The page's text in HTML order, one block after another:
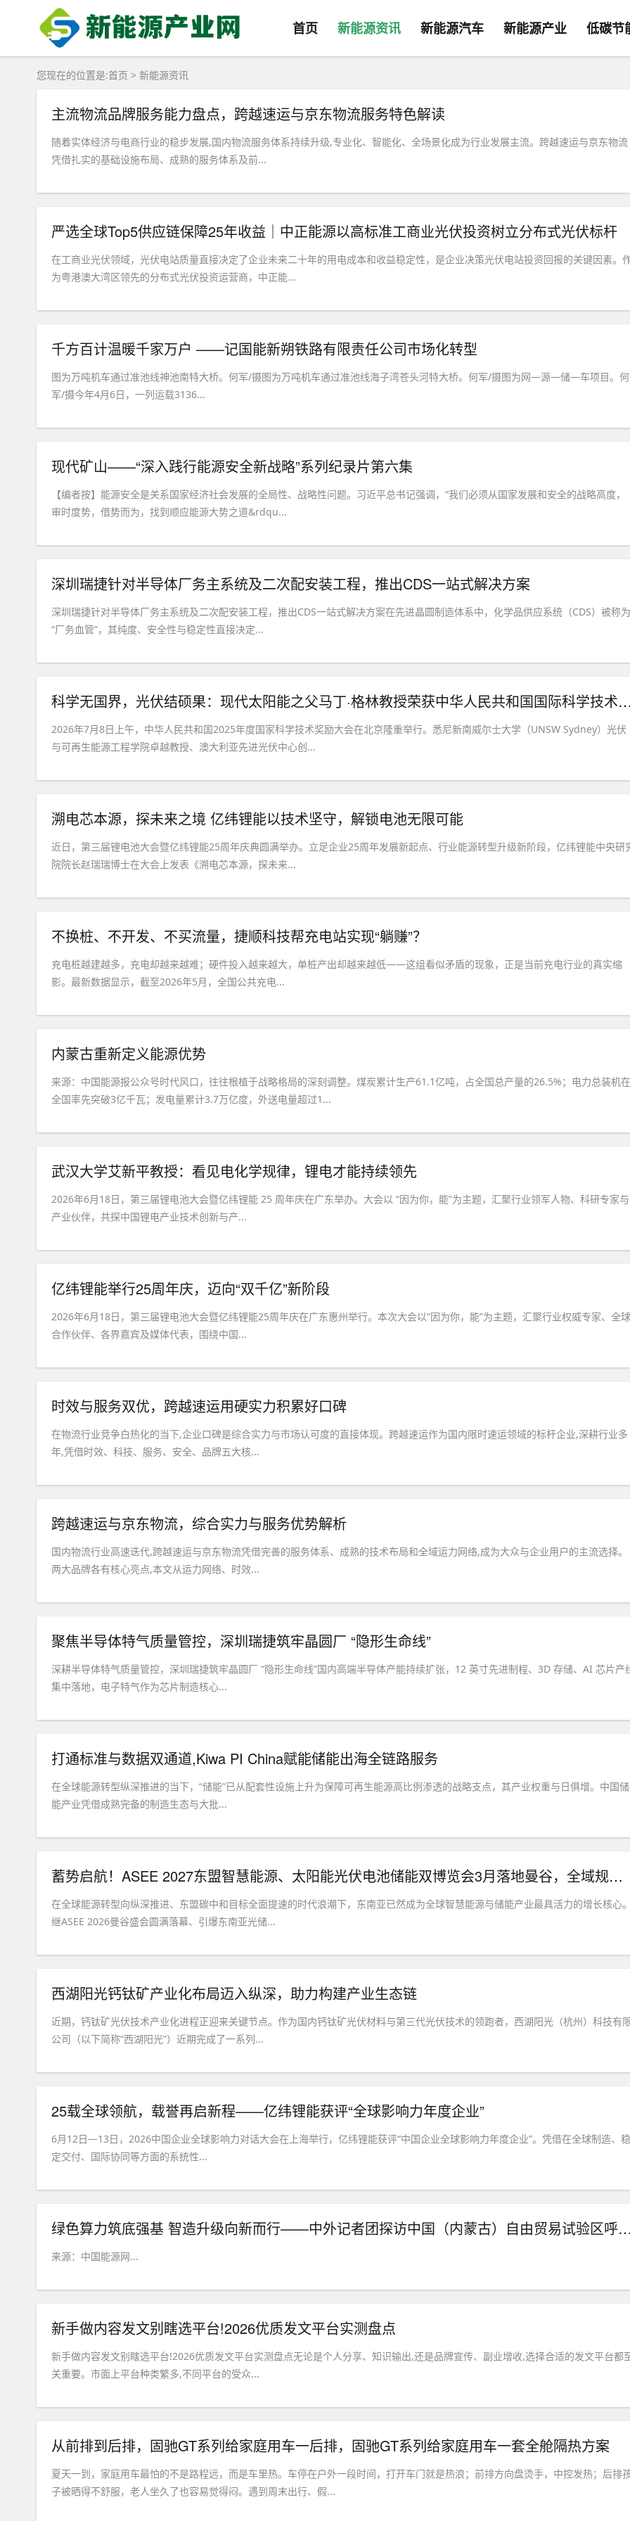
首页 新能源资讯 新能源汽车 新能源产业 低碳节
您现在的位置是:首页 > 新能源资讯
​主流物流品牌服务能力盘点，跨越速运与京东物流服务特色解读
随着实体经济与电商行业的稳步发展,国内物流服务体系持续升级,专业化、智能化、全场景化成为行业发展主流。跨越速运与京东物流
凭借扎实的基础设施布局、成熟的服务体系及前...
严选全球Top5供应链保障25年收益｜中正能源以高标准工商业光伏投资树立分布式光伏标杆
在工商业光伏领域，光伏电站质量直接决定了企业未来二十年的用电成本和收益稳定性，是企业决策光伏电站投资回报的关键因素。
为粤港澳大湾区领先的分布式光伏投资运营商，中正能...
千方百计温暖千家万户 ——记国能新朔铁路有限责任公司市场化转型
图为万吨机车通过准池线神池南特大桥。何军/摄图为万吨机车通过准池线海子湾苍头河特大桥。何军/摄图为网—源—储—车项目。何
军/摄今年4月6日，一列运载3136...
现代矿山——“深入践行能源安全新战略”系列纪录片第六集
【编者按】能源安全是关系国家经济社会发展的全局性、战略性问题。习近平总书记强调，“我们必须从国家发展和安全的战略高度，
审时度势，借势而为，找到顺应能源大势之道&rdqu...
深圳瑞捷针对半导体厂务主系统及二次配安装工程，推出CDS一站式解决方案
深圳瑞捷针对半导体厂务主系统及二次配安装工程，推出CDS一站式解决方案在先进晶圆制造体系中，化学品供应系统（CDS）被称为
“厂务血管”，其纯度、安全性与稳定性直接决定...
科学无国界，光伏结硕果：现代太阳能之父马丁·格林
2026年7月8日上午，中华人民共和国2025年度国家科学技术奖励大会在北京隆重举行。悉尼新南威尔士大学（UNSW Sydney）光伏
与可再生能源工程学院卓越教授、澳大利亚先进光伏中心创...
溯电芯本源，探未来之境 亿纬锂能以技术坚守，解锁电池无限可能
近日，第三届锂电池大会暨亿纬锂能25周年庆典圆满举办。立足企业25周年发展新起点、行业能源转型升级新阶段，亿纬锂能中央研
院院长赵瑞瑞博士在大会上发表《溯电芯本源，探未来...
不换桩、不开发、不买流量，捷顺科技帮充电站实现“躺赚”？
充电桩越建越多，充电却越来越难；硬件投入越来越大，单桩产出却越来越低——这组看似矛盾的现象，正是当前充电行业的真实缩
影。最新数据显示，截至2026年5月，全国公共充电...
内蒙古重新定义能源优势
来源：中国能源报公众号时代风口，往往根植于战略格局的深刻调整。煤炭累计生产61.1亿吨，占全国总产量的26.5%；电力总装机在
全国率先突破3亿千瓦；发电量累计3.7万亿度，外送电量超过1...
武汉大学艾新平教授：看见电化学规律，锂电才能持续领先
2026年6月18日，第三届锂电池大会暨亿纬锂能 25 周年庆在广东举办。大会以 “因为你，能”为主题，汇聚行业领军人物、科研专家与
产业伙伴，共探中国锂电产业技术创新与产...
亿纬锂能举行25周年庆，迈向“双千亿”新阶段
2026年6月18日，第三届锂电池大会暨亿纬锂能25周年庆在广东惠州举行。本次大会以“因为你，能”为主题，汇聚行业权威专家、全球
合作伙伴、各界嘉宾及媒体代表，围绕中国...
​时效与服务双优，跨越速运用硬实力积累好口碑
在物流行业竞争白热化的当下,企业口碑是综合实力与市场认可度的直接体现。跨越速运作为国内限时速运领域的标杆企业,深耕行业多
年,凭借时效、科技、服务、安全、品牌五大核...
​跨越速运与京东物流，综合实力与服务优势解析
国内物流行业高速迭代,跨越速运与京东物流凭借完善的服务体系、成熟的技术布局和全域运力网络,成为大众与企业用户的主流选择。
两大品牌各有核心亮点,本文从运力网络、时效...
聚焦半导体特气质量管控，深圳瑞捷筑牢晶圆厂 “隐形生命线”
深耕半导体特气质量管控，深圳瑞捷筑牢晶圆厂 “隐形生命线”国内高端半导体产能持续扩张，12 英寸先进制程、3D 存储、AI 芯片产
集中落地，电子特气作为芯片制造核心...
打通标准与数据双通道,Kiwa PI China赋能储能出海全链路服务
在全球能源转型纵深推进的当下，“储能”已从配套性设施上升为保障可再生能源高比例渗透的战略支点，其产业权重与日俱增。中国储
能产业凭借成熟完备的制造生态与大批...
蓄势启航！ASEE 2027东盟智慧能源、太阳能光伏电池储能双博览会3月落地曼谷，全域规模全面升级
在全球能源转型向纵深推进、东盟碳中和目标全面提速的时代浪潮下，东南亚已然成为全球智慧能源与储能产业最具活力的增长核心
继ASEE 2026曼谷盛会圆满落幕、引爆东南亚光储...
西湖阳光钙钛矿产业化布局迈入纵深，助力构建产业生态链
近期，钙钛矿光伏技术产业化进程正迎来关键节点。作为国内钙钛矿光伏材料与第三代光伏技术的领跑者，西湖阳光（杭州）科技有
公司（以下简称“西湖阳光”）近期完成了一系列...
25载全球领航，载誉再启新程——亿纬锂能获评“全球影响力年度企业”
6月12日—13日，2026中国企业全球影响力对话大会在上海举行，亿纬锂能获评“中国企业全球影响力年度企业”。凭借在全球制造、稳
定交付、国际协同等方面的系统性...
绿色算力筑底强基 智造升级向新而行——中外记者团探访中国（内蒙古）
来源：中国能源网...
新手做内容发文别瞎选平台!2026优质发文平台实测盘点
新手做内容发文别瞎选平台!2026优质发文平台实测盘点无论是个人分享、知识输出,还是品牌宣传、副业增收,选择合适的发文平台都
关重要。市面上平台种类繁多,不同平台的受众...
从前排到后排，固驰GT系列给家庭用车一后排，固驰GT系列给家庭用车一套全舱隔热方案
夏天一到，家庭用车最怕的不是路程远，而是车里热。车停在户外一段时间，打开车门就是热浪；前排方向盘烫手，中控发热；后排
子被晒得不舒服，老人坐久了也容易觉得闷。遇到周末出行、假...